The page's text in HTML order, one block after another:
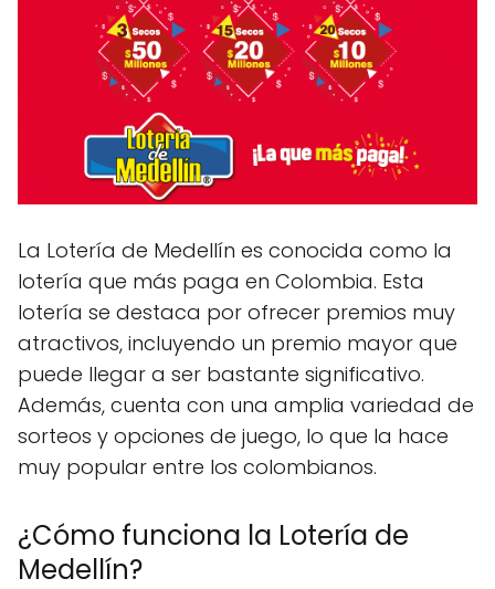
La Lotería de Medellín es conocida como la
lotería que más paga en Colombia. Esta
lotería se destaca por ofrecer premios muy
atractivos, incluyendo un premio mayor que
puede llegar a ser bastante significativo.
Además, cuenta con una amplia variedad de
sorteos y opciones de juego, lo que la hace
muy popular entre los colombianos.
¿Cómo funciona la Lotería de
Medellín?